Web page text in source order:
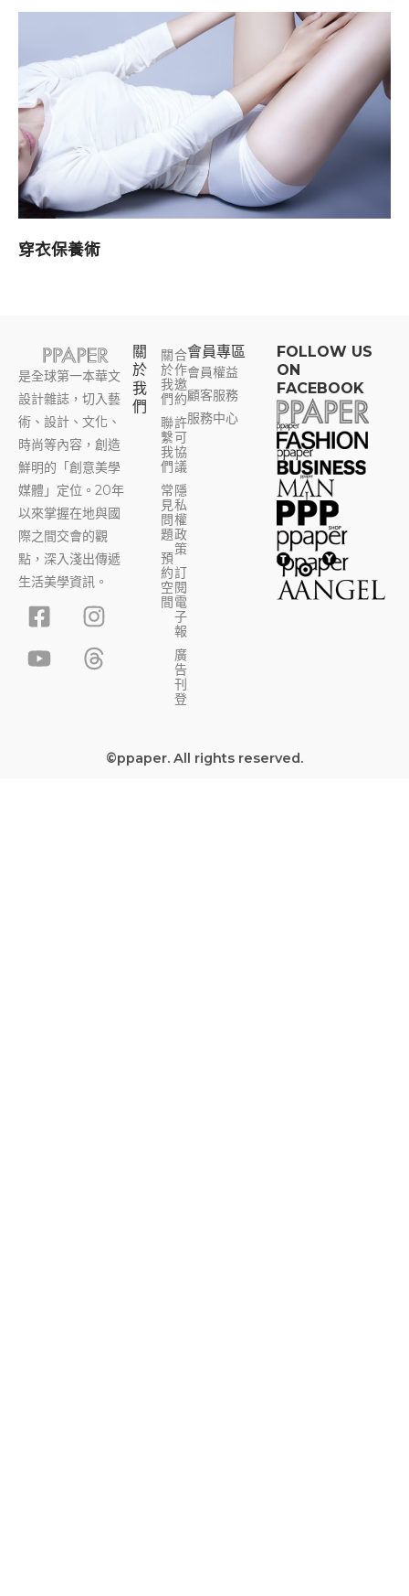
穿衣保養術
是全球第一本華文
設計雜誌，切入藝
術、設計、文化、
時尚等內容，創造
鮮明的「創意美學
媒體」定位。20年
以來掌握在地與國
際之間交會的觀
點，深入淺出傳遞
生活美學資訊。
F
a
c
I
n
s
t
Y
o
u
T
h
r
e
關
於
我
們
關
於
我
們
聯
繫
我
們
常
見
問
題
預
約
空
間
合
作
邀
約
許
可
協
議
隱
私
權
政
策
訂
閱
電
子
報
廣
告
刊
登
會員專區​
會員權益
顧客服務
服務中心
FOLLOW US
ON
FACEBOOK
©ppaper. All rights reserved.